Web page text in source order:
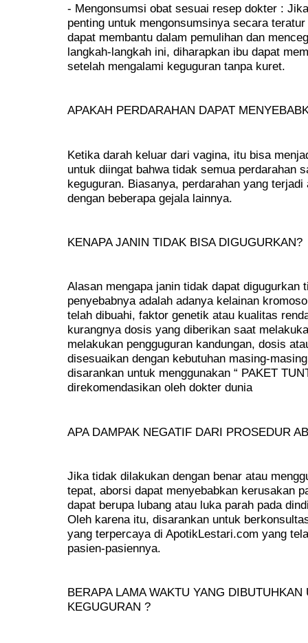
- Mengonsumsi obat sesuai resep dokter :
penting untuk mengonsumsinya secara
dapat membantu dalam pemulihan dan
langkah-langkah ini, diharapkan ibu dapat
setelah mengalami keguguran tanpa kuret.
APAKAH PERDARAHAN DAPAT
Ketika darah keluar dari vagina, itu bisa
untuk diingat bahwa tidak semua perdarahan
keguguran. Biasanya, perdarahan yang
dengan beberapa gejala lainnya.
KENAPA JANIN TIDAK BISA DIGUGURKAN?
Alasan mengapa janin tidak dapat digugurkan
penyebabnya adalah adanya kelainan
telah dibuahi, faktor genetik atau kualitas
kurangnya dosis yang diberikan saat
melakukan pengguguran kandungan, dosis
disesuaikan dengan kebutuhan masing-
disarankan untuk menggunakan “ PAKET
direkomendasikan oleh dokter dunia
APA DAMPAK NEGATIF DARI PROSEDUR
Jika tidak dilakukan dengan benar atau
tepat, aborsi dapat menyebabkan kerusakan
dapat berupa lubang atau luka parah pada
Oleh karena itu, disarankan untuk
yang terpercaya di ApotikLestari.com yang
pasien-pasiennya.
BERAPA LAMA WAKTU YANG
KEGUGURAN ?